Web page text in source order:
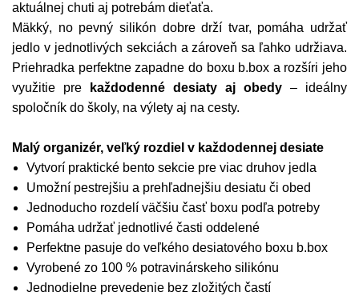
aktuálnej chuti aj potrebám dieťaťa.
Mäkký, no pevný silikón dobre drží tvar, pomáha udržať
jedlo v jednotlivých sekciách a zároveň sa ľahko udržiava.
Priehradka perfektne zapadne do boxu b.box a rozšíri jeho
využitie pre každodenné desiaty aj obedy – ideálny
spoločník do školy, na výlety aj na cesty.
Malý organizér, veľký rozdiel v každodennej desiate
Vytvorí praktické bento sekcie pre viac druhov jedla
Umožní pestrejšiu a prehľadnejšiu desiatu či obed
Jednoducho rozdelí väčšiu časť boxu podľa potreby
Pomáha udržať jednotlivé časti oddelené
Perfektne pasuje do veľkého desiatového boxu b.box
Vyrobené zo 100 % potravinárskeho silikónu
Jednodielne prevedenie bez zložitých častí